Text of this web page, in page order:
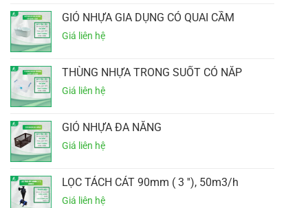
GIỎ NHỰA GIA DỤNG CÓ QUAI CẦM
THÙNG NHỰA TRONG SUỐT CÓ NẮP
GIỎ NHỰA ĐA NĂNG
LỌC TÁCH CÁT 90mm ( 3 ''), 50m3/h